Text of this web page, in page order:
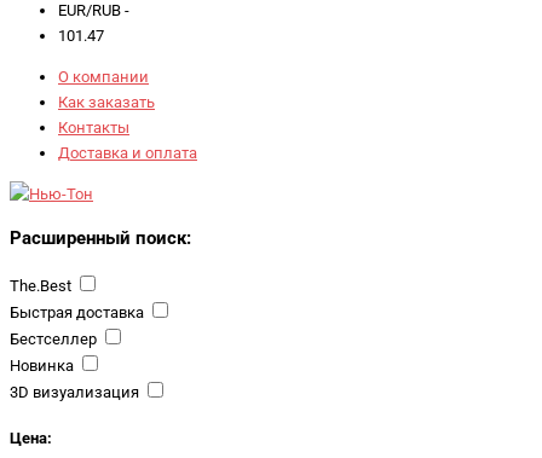
EUR/RUB -
101.47
О компании
Как заказать
Контакты
Доставка и оплата
Расширенный поиск:
The.Best
Быстрая доставка
Бестселлер
Новинка
3D визуализация
Цена: